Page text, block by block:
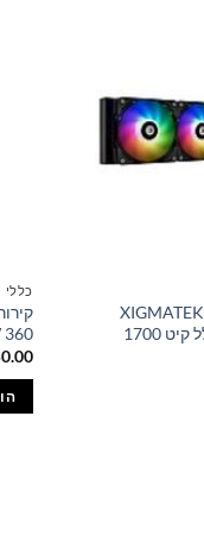
קירור נוזלי למעבד XIGMATEK
כללי
360